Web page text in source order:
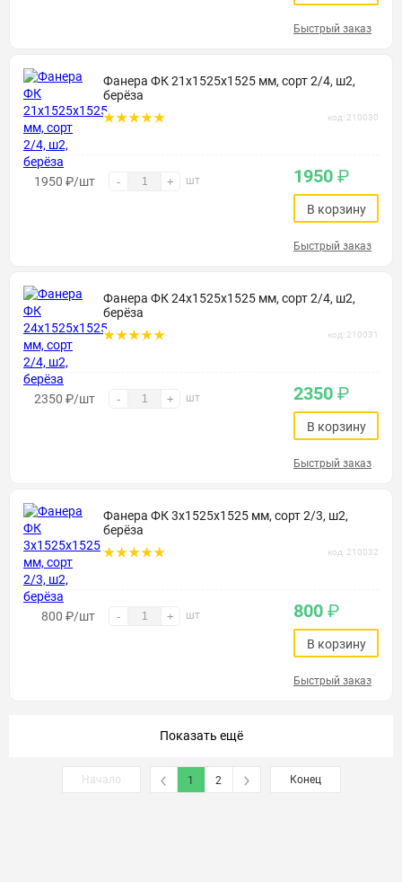
Быстрый заказ
Фанера ФК 21х1525х1525 мм, сорт 2/4, ш2,
берёза
код: 210030
1950 ₽/шт - + шт 1950 ₽
В корзину
Быстрый заказ
Фанера ФК 24х1525х1525 мм, сорт 2/4, ш2,
берёза
код: 210031
2350 ₽/шт - + шт 2350 ₽
В корзину
Быстрый заказ
Фанера ФК 3х1525х1525 мм, сорт 2/3, ш2,
берёза
код: 210032
800 ₽/шт - + шт 800 ₽
В корзину
Быстрый заказ
Показать ещё
Начало 1 2 Конец